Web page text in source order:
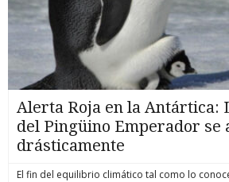
Alerta Roja en la Antártica:
del Pingüino Emperador se
drásticamente
El fin del equilibrio climático tal como lo